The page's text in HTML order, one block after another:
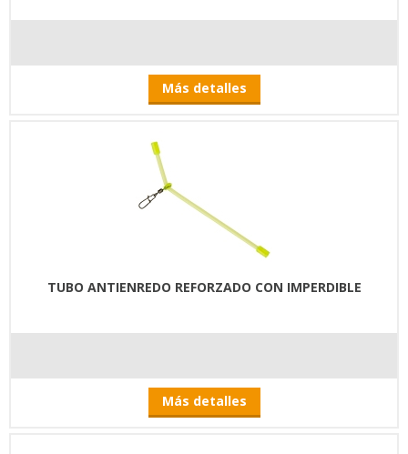
Más detalles
TUBO ANTIENREDO REFORZADO CON IMPERDIBLE
Más detalles